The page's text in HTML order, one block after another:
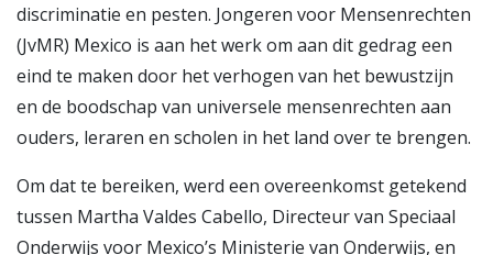
discriminatie en pesten. Jongeren voor Mensenrechten
(JvMR) Mexico is aan het werk om aan dit gedrag een
eind te maken door het verhogen van het bewustzijn
en de boodschap van universele mensenrechten aan
ouders, leraren en scholen in het land over te brengen.
Om dat te bereiken, werd een overeenkomst getekend
tussen Martha Valdes Cabello, Directeur van Speciaal
Onderwijs voor Mexico’s Ministerie van Onderwijs, en